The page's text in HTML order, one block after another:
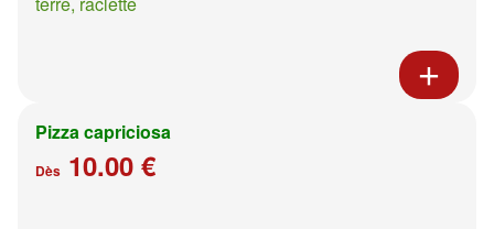
Pizza capriciosa
Dès 10.00 €